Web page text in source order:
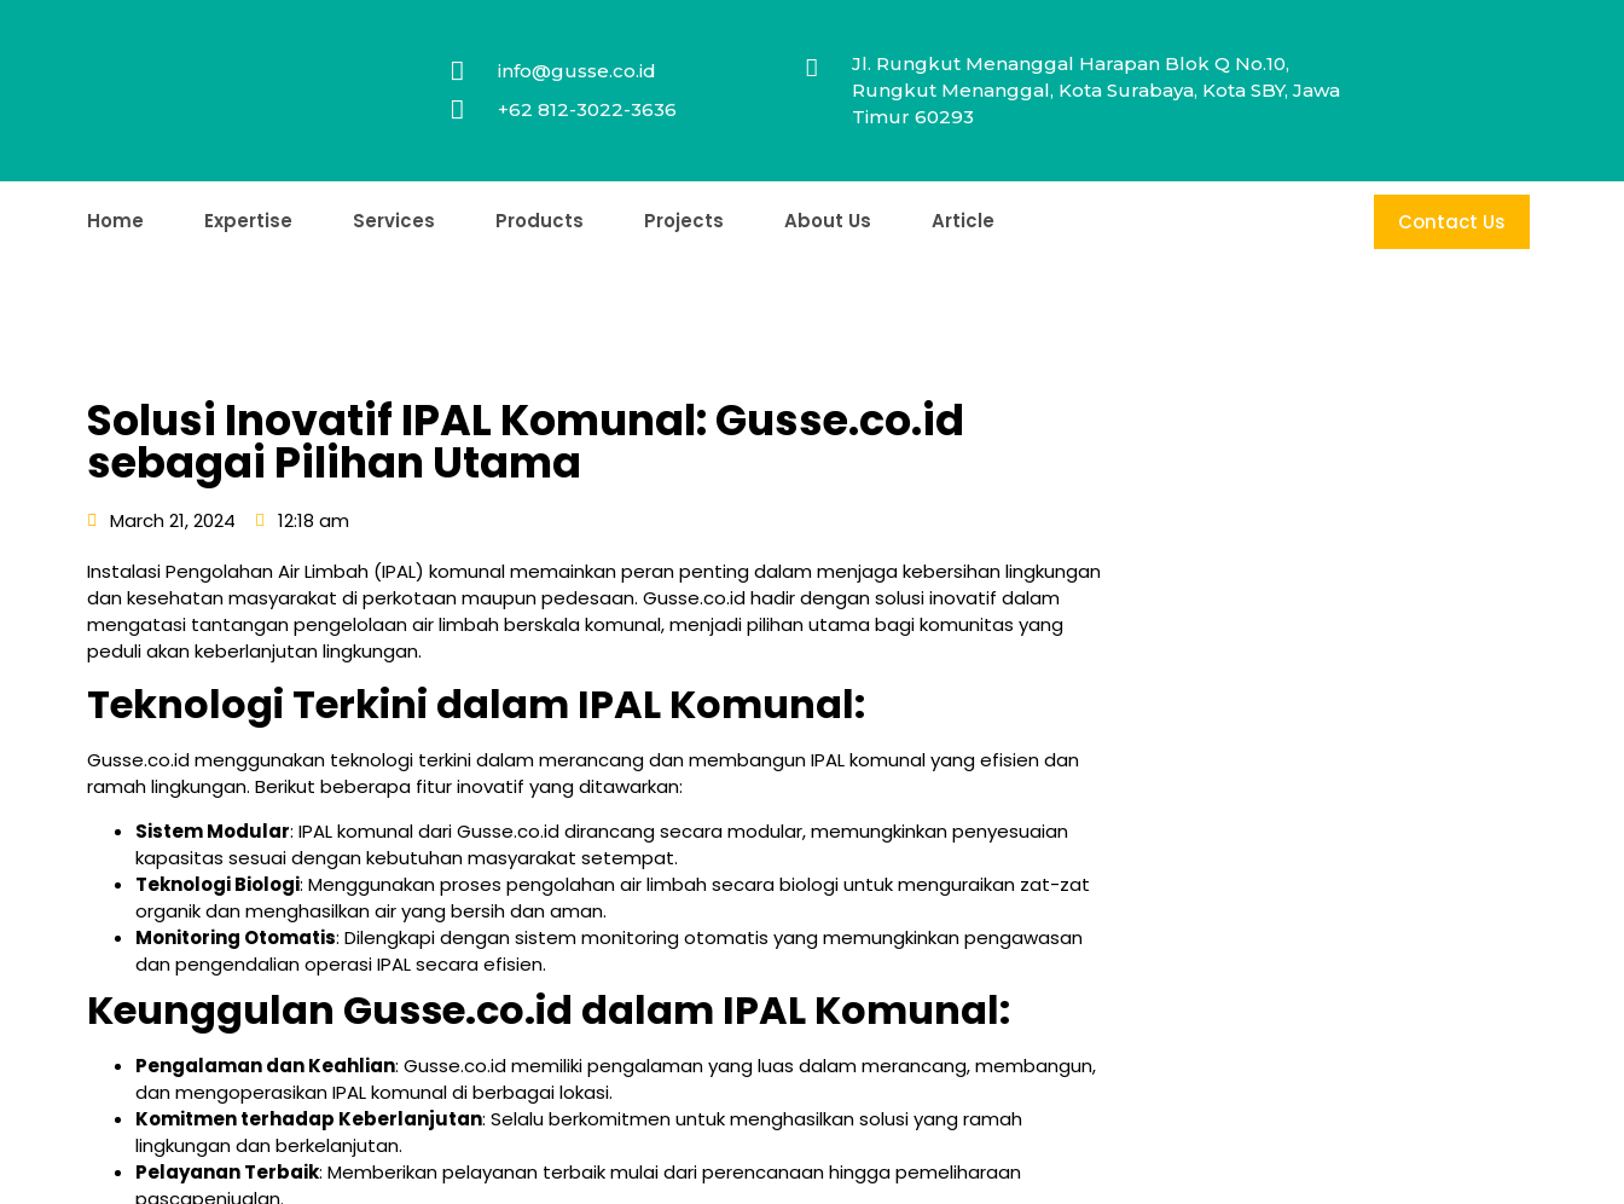
info@gusse.co.id
+62 812-3022-3636
Jl. Rungkut Menanggal Harapan Blok Q No.10,
Rungkut Menanggal, Kota Surabaya, Kota SBY, Jawa
Timur 60293
Home Expertise Services Products Projects About Us Article Contact Us
Solusi Inovatif IPAL Komunal: Gusse.co.id
sebagai Pilihan Utama
March 21, 2024
12:18 am
Instalasi Pengolahan Air Limbah (IPAL) komunal memainkan peran penting dalam menjaga kebersihan lingkungan
dan kesehatan masyarakat di perkotaan maupun pedesaan. Gusse.co.id hadir dengan solusi inovatif dalam
mengatasi tantangan pengelolaan air limbah berskala komunal, menjadi pilihan utama bagi komunitas yang
peduli akan keberlanjutan lingkungan.
Teknologi Terkini dalam IPAL Komunal:
Gusse.co.id menggunakan teknologi terkini dalam merancang dan membangun IPAL komunal yang efisien dan
ramah lingkungan. Berikut beberapa fitur inovatif yang ditawarkan:
Sistem Modular: IPAL komunal dari Gusse.co.id dirancang secara modular, memungkinkan penyesuaian
kapasitas sesuai dengan kebutuhan masyarakat setempat.
Teknologi Biologi: Menggunakan proses pengolahan air limbah secara biologi untuk menguraikan zat-zat
organik dan menghasilkan air yang bersih dan aman.
Monitoring Otomatis: Dilengkapi dengan sistem monitoring otomatis yang memungkinkan pengawasan
dan pengendalian operasi IPAL secara efisien.
Keunggulan Gusse.co.id dalam IPAL Komunal:
Pengalaman dan Keahlian: Gusse.co.id memiliki pengalaman yang luas dalam merancang, membangun,
dan mengoperasikan IPAL komunal di berbagai lokasi.
Komitmen terhadap Keberlanjutan: Selalu berkomitmen untuk menghasilkan solusi yang ramah
lingkungan dan berkelanjutan.
Pelayanan Terbaik: Memberikan pelayanan terbaik mulai dari perencanaan hingga pemeliharaan
pascapenjualan.